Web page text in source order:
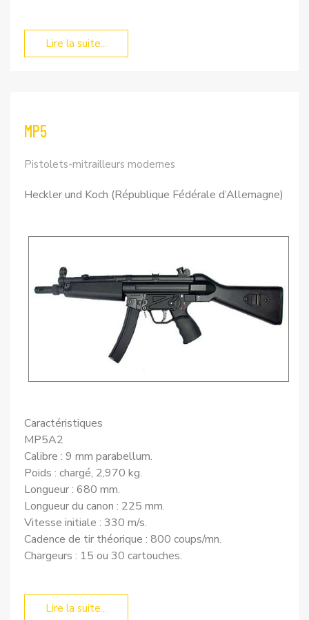
Lire la suite...
MP5
Pistolets-mitrailleurs modernes
Heckler und Koch (République Fédérale d’Allemagne)
Caractéristiques
MP5A2
Calibre : 9 mm parabellum.
Poids : chargé, 2,970 kg.
Longueur : 680 mm.
Longueur du canon : 225 mm.
Vitesse initiale : 330 m/s.
Cadence de tir théorique : 800 coups/mn.
Chargeurs : 15 ou 30 cartouches.
Lire la suite...